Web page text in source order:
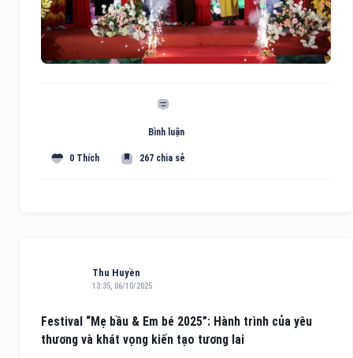
Bình luận
0 Thích 267 chia sẻ
Thu Huyền
13:35, 06/10/2025
Festival “Mẹ bầu & Em bé 2025”: Hành trình của yêu
thương và khát vọng kiến tạo tương lai